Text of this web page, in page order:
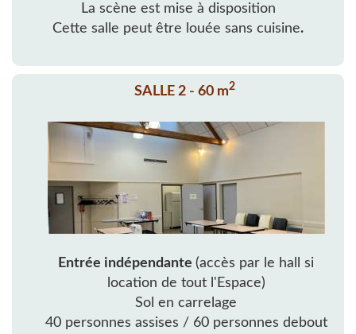
La scène est mise à disposition
Cette salle peut être louée sans cuisine.
SALLE 2 - 60 m2
Entrée indépendante(accès par le hall si
location de tout l'Espace)
Sol en carrelage
40 personnes assises / 60 personnes debout